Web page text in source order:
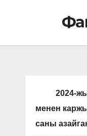
2024-
менен
саны